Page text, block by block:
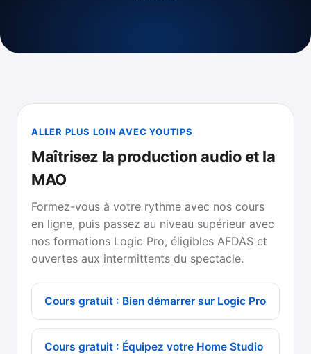
ALLER PLUS LOIN AVEC YOUTIPS
Maîtrisez la production audio et la
MAO
Formez-vous à votre rythme avec nos cours
en ligne, puis passez au niveau supérieur avec
nos formations Logic Pro, éligibles AFDAS et
ouvertes aux intermittents du spectacle.
Cours gratuit : Bien démarrer sur Logic Pro
Cours gratuit : Équipez votre Home Studio